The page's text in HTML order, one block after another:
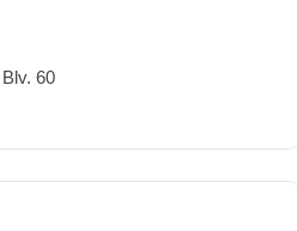
60